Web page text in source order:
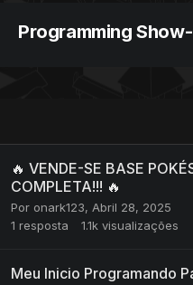
Programming
🔥 VENDE-SE BASE
COMPLETA!!! 🔥
Por onark123, Abril 28, 2025
1 resposta 1.1k visualizações
Meu Inicio Programando